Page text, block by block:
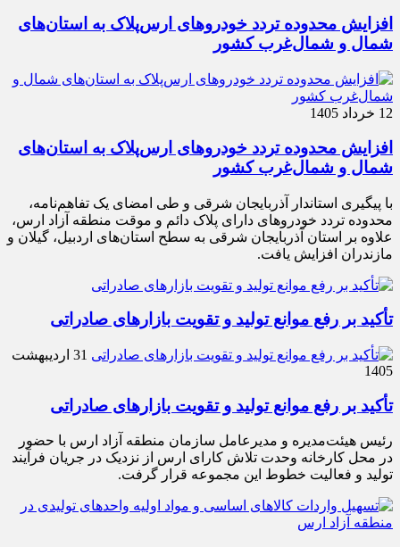
افزایش محدوده تردد خودروهای ارس‌پلاک به استان‌های
شمال و شمال‌غرب کشور
12 خرداد 1405
افزایش محدوده تردد خودروهای ارس‌پلاک به استان‌های
شمال و شمال‌غرب کشور
با پیگیری استاندار آذربایجان شرقی و طی امضای یک تفاهم‌نامه،
محدوده تردد خودروهای دارای پلاک دائم و موقت منطقه آزاد ارس،
علاوه بر استان آذربایجان شرقی به سطح استان‌های اردبیل، گیلان و
مازندران افزایش یافت.
تأکید بر رفع موانع تولید و تقویت بازارهای صادراتی
31 اردیبهشت
1405
تأکید بر رفع موانع تولید و تقویت بازارهای صادراتی
رئیس هیئت‌مدیره و مدیرعامل سازمان منطقه آزاد ارس با حضور
در محل کارخانه وحدت تلاش کارای ارس از نزدیک در جریان فرآیند
تولید و فعالیت خطوط این مجموعه قرار گرفت.